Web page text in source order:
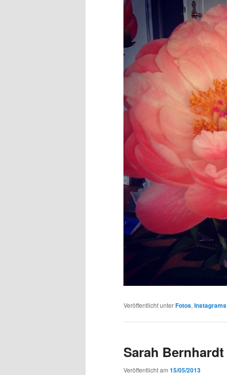
Veröffentlicht unterFotos, Instagrams
Sarah Bernhardt
Veröffentlicht am 15/05/2013